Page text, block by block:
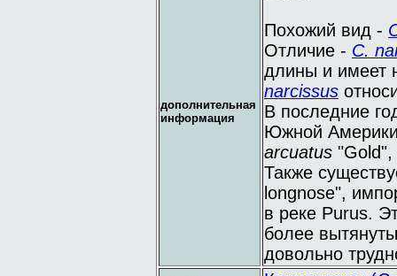
дополнительная
информация
Похожий вид -
Отличие - C.
длины и имеет
narcissus
В последние
Южной
arcuatus
Также
longnose",
в реке Purus.
более
довольно